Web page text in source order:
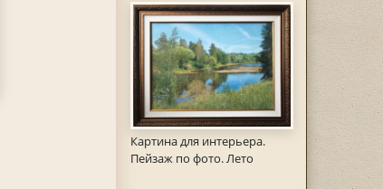
Картина для интерьера.
Пейзаж по фото. Лето